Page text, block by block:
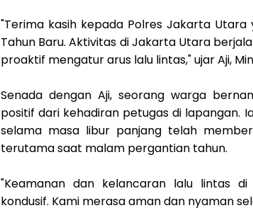
"Terima kasih kepada Polres Jakarta
Tahun Baru. Aktivitas di Jakarta Utara
proaktif mengatur arus lalu lintas," ujar Aji,
Senada dengan Aji, seorang warga
positif dari kehadiran petugas di lapangan.
selama masa libur panjang telah
terutama saat malam pergantian tahun.
"Keamanan dan kelancaran lalu lintas
kondusif. Kami merasa aman dan nyaman